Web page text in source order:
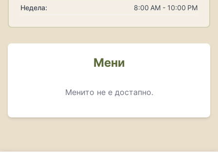
Недела:
8:00 AM - 10:00 PM
Мени
Менито не е достапно.